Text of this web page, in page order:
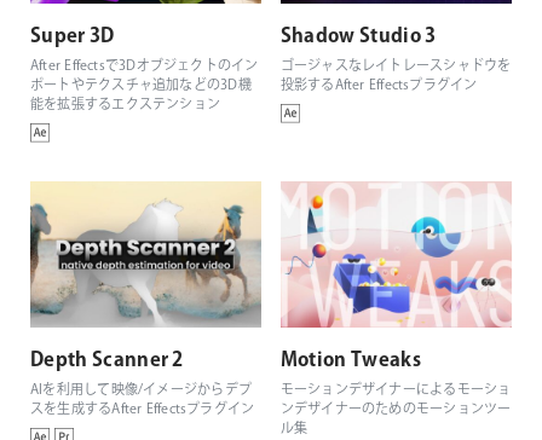
Super 3D
After Effectsで3Dオブジェクトのイン
ポートやテクスチャ追加などの3D機
能を拡張するエクステンション
Shadow Studio 3
ゴージャスなレイトレースシャドウを
投影するAfter Effectsプラグイン
Depth Scanner 2
AIを利用して映像/イメージからデプ
スを生成するAfter Effectsプラグイン
Motion Tweaks
モーションデザイナーによるモーショ
ンデザイナーのためのモーションツー
ル集